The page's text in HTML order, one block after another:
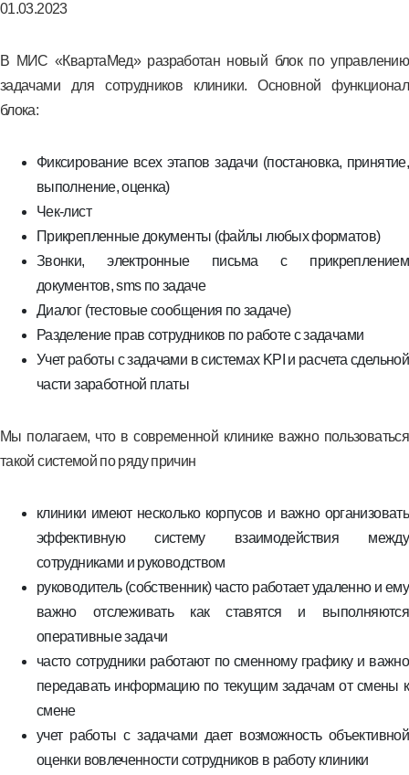
01.03.2023
В МИС «КвартаМед» разработан новый блок по управлению
задачами для сотрудников клиники. Основной функционал
блока:
Фиксирование всех этапов задачи (постановка, принятие,
выполнение, оценка)
Чек-лист
Прикрепленные документы (файлы любых форматов)
Звонки, электронные письма с прикреплением
документов, sms по задаче
Диалог (тестовые сообщения по задаче)
Разделение прав сотрудников по работе с задачами
Учет работы с задачами в системах KPI и расчета сдельной
части заработной платы
Мы полагаем, что в современной клинике важно пользоваться
такой системой по ряду причин
клиники имеют несколько корпусов и важно организовать
эффективную систему взаимодействия между
сотрудниками и руководством
руководитель (собственник) часто работает удаленно и ему
важно отслеживать как ставятся и выполняются
оперативные задачи
часто сотрудники работают по сменному графику и важно
передавать информацию по текущим задачам от смены к
смене
учет работы с задачами дает возможность объективной
оценки вовлеченности сотрудников в работу клиники